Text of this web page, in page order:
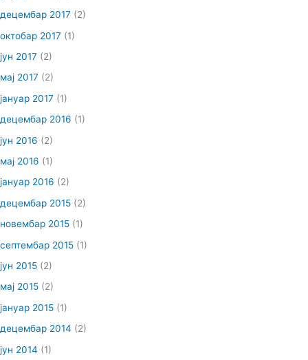
децембар 2017 (2)
октобар 2017 (1)
јун 2017 (2)
мај 2017 (2)
јануар 2017 (1)
децембар 2016 (1)
јун 2016 (2)
мај 2016 (1)
јануар 2016 (2)
децембар 2015 (2)
новембар 2015 (1)
септембар 2015 (1)
јун 2015 (2)
мај 2015 (2)
јануар 2015 (1)
децембар 2014 (2)
јун 2014 (1)